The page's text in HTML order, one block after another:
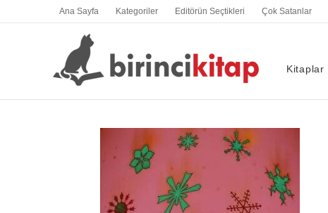
Ana Sayfa Kategoriler Editörün Seçtikleri Çok Satanlar
Kitaplar